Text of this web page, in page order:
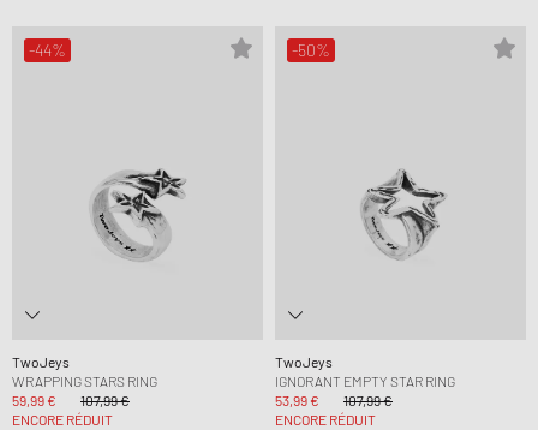
-44%
TwoJeys
WRAPPING STARS RING
59,99 €
107,99 €
ENCORE RÉDUIT
-50%
TwoJeys
IGNORANT EMPTY STAR RING
53,99 €
107,99 €
ENCORE RÉDUIT